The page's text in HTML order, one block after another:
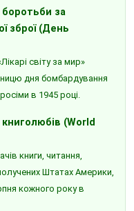
боротьби за
зброї (День
світу за мир»
дня бомбардування
в 1945 році.
книголюбів (World
книги, читання,
Штатах Америки,
кожного року в